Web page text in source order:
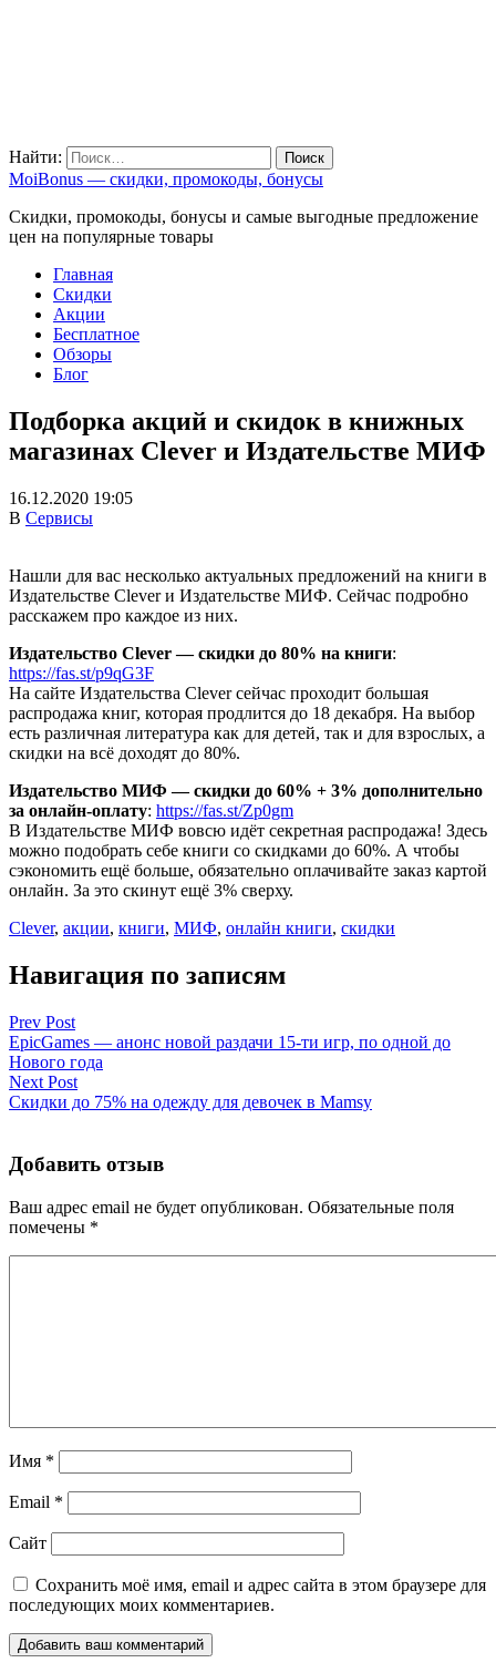
Найти:
MoiBonus — скидки, промокоды, бонусы
Скидки, промокоды, бонусы и самые выгодные предложение
цен на популярные товары
Главная
Скидки
Акции
Бесплатное
Обзоры
Блог
Подборка акций и скидок в книжных
магазинах Clever и Издательстве МИФ
16.12.2020 19:05
В Сервисы
Нашли для вас несколько актуальных предложений на книги в
Издательстве Clever и Издательстве МИФ. Сейчас подробно
расскажем про каждое из них.
Издательство Clever — скидки до 80% на книги:
https://fas.st/p9qG3F
На сайте Издательства Clever сейчас проходит большая
распродажа книг, которая продлится до 18 декабря. На выбор
есть различная литература как для детей, так и для взрослых, а
скидки на всё доходят до 80%.
Издательство МИФ — скидки до 60% + 3% дополнительно
за онлайн-оплату: https://fas.st/Zp0gm
В Издательстве МИФ вовсю идёт секретная распродажа! Здесь
можно подобрать себе книги со скидками до 60%. А чтобы
сэкономить ещё больше, обязательно оплачивайте заказ картой
онлайн. За это скинут ещё 3% сверху.
Clever, акции, книги, МИФ, онлайн книги, скидки
Навигация по записям
Prev Post
EpicGames — анонс новой раздачи 15-ти игр, по одной до
Нового года
Next Post
Скидки до 75% на одежду для девочек в Mamsy
Добавить отзыв
Ваш адрес email не будет опубликован. Обязательные поля
помечены *
Имя *
Email *
Сайт
Сохранить моё имя, email и адрес сайта в этом браузере для
последующих моих комментариев.